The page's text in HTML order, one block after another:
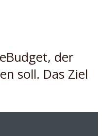
der
soll. Das Ziel